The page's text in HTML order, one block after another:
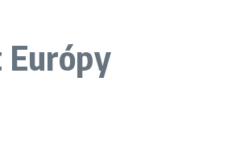
Európy